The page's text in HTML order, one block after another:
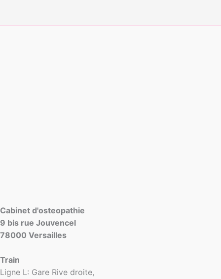
Cabinet d'osteopathie
9 bis rue Jouvencel
78000 Versailles
Train
Ligne L: Gare Rive droite,